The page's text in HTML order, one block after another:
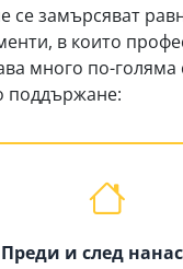
се замърсяват
в които
много по-голяма
поддържане:
Преди и след